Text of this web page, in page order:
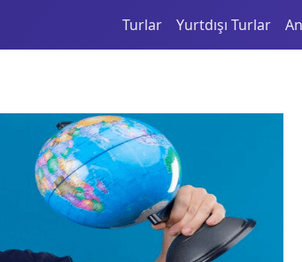
Turlar Yurtdışı Turlar